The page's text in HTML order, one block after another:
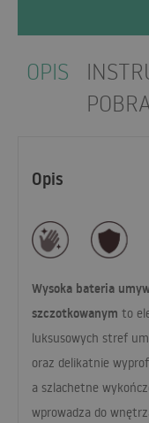
OPIS
Opis
Wysoka bateria
szczotkowanym to
luksusowych stref
oraz delikatnie
a szlachetne
wprowadza do